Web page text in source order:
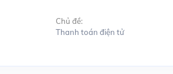
Chủ đề:
Thanh toán điện tử